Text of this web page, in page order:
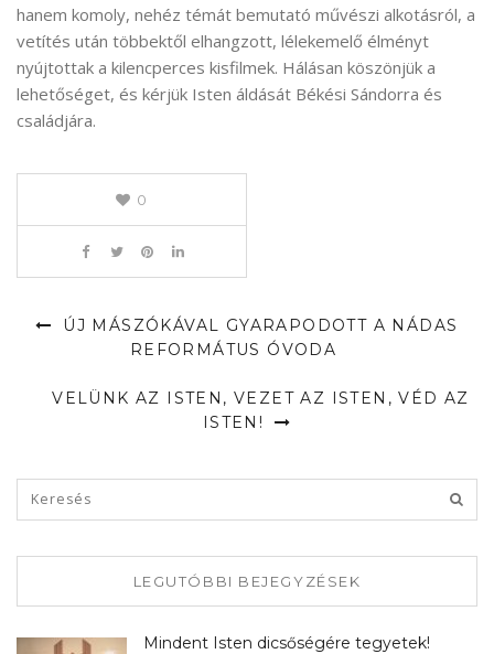
hanem komoly, nehéz témát bemutató művészi alkotásról, a
vetítés után többektől elhangzott, lélekemelő élményt
nyújtottak a kilencperces kisfilmek. Hálásan köszönjük a
lehetőséget, és kérjük Isten áldását Békési Sándorra és
családjára.
0
ÚJ MÁSZÓKÁVAL GYARAPODOTT A NÁDAS
REFORMÁTUS ÓVODA
VELÜNK AZ ISTEN, VEZET AZ ISTEN, VÉD AZ
ISTEN!
LEGUTÓBBI BEJEGYZÉSEK
Mindent Isten dicsőségére tegyetek!